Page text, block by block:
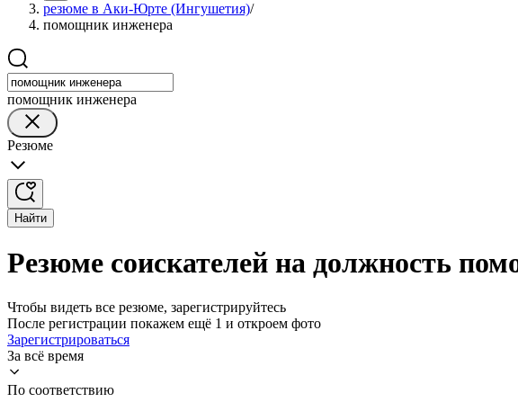
резюме в Аки-Юрте (Ингушетия)/
помощник инженера
помощник инженера
Резюме
Найти
Резюме соискателей на должность
Чтобы видеть все резюме, зарегистрируйтесь
После регистрации покажем ещё 1 и откроем фото
Зарегистрироваться
За всё время
По соответствию